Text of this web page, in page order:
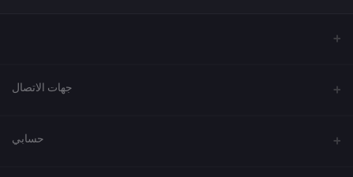
جهات الاتصال
العنوان
حسابي